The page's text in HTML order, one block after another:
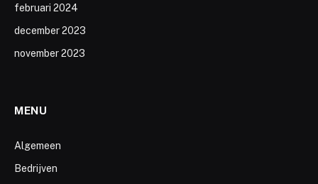
februari 2024
december 2023
november 2023
MENU
Algemeen
Bedrijven